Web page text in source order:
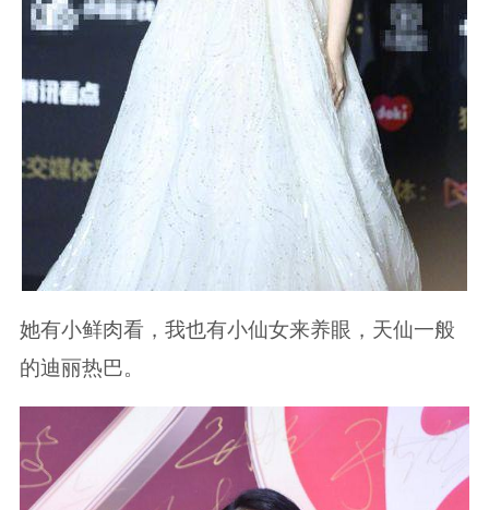
她有小鲜肉看，我也有小仙女来养眼，天仙一般
的迪丽热巴。